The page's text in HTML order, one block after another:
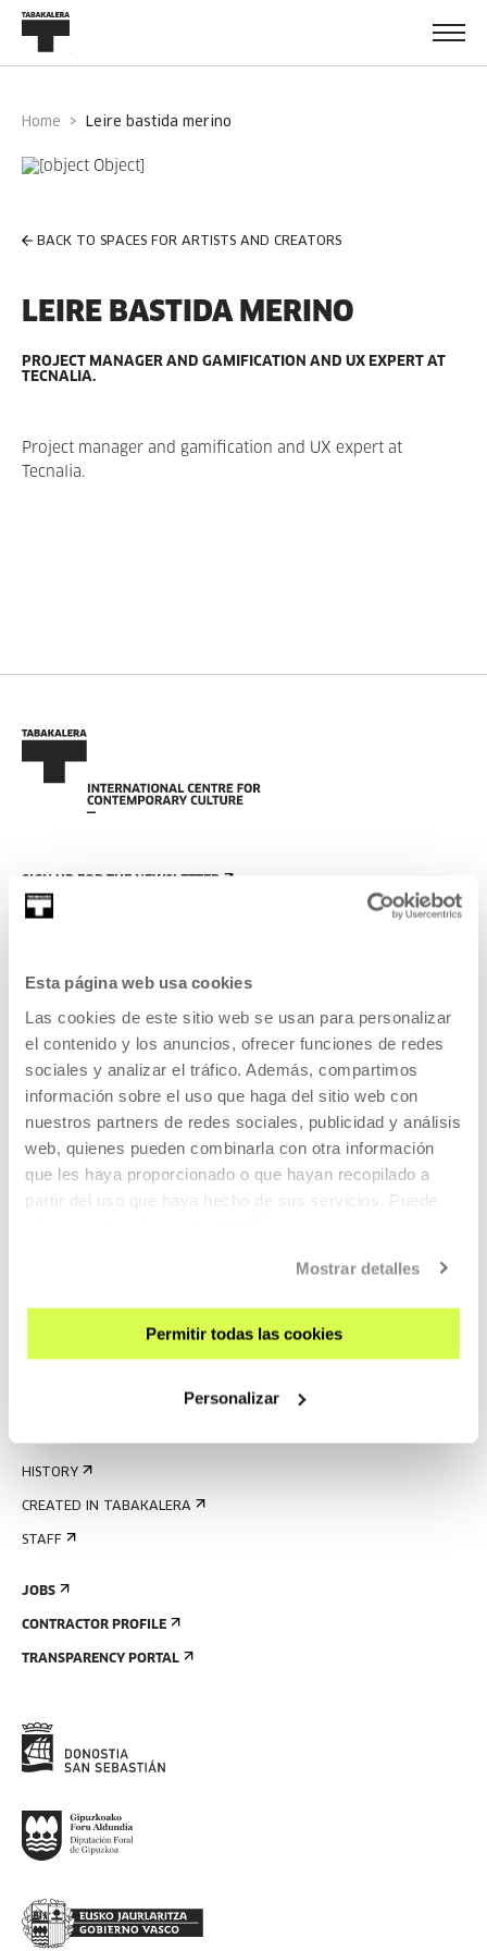
Esta página web usa cookies
Las cookies de este sitio web se usan para personalizar
el contenido y los anuncios, ofrecer funciones de redes
sociales y analizar el tráfico. Además, compartimos
información sobre el uso que haga del sitio web con
nuestros partners de redes sociales, publicidad y análisis
web, quienes pueden combinarla con otra información
que les haya proporcionado o que hayan recopilado a
partir del uso que haya hecho de sus servicios. Puede
Mostrar detalles
Permitir todas las cookies
Personalizar
Home leire bastida merino
BACK TO SPACES FOR ARTISTS AND CREATORS
LEIRE BASTIDA MERINO
PROJECT MANAGER AND GAMIFICATION AND UX EXPERT AT
TECNALIA.
Project manager and gamification and UX expert at
Tecnalia.
SIGN UP FOR THE NEWSLETTER
UPCOMING EVENTS
GUIDED TOURS
ACCOMMODATION
ACCESSIBILITY
RULES
BUILDING MAP
HISTORY
CREATED IN TABAKALERA
STAFF
JOBS
CONTRACTOR PROFILE
TRANSPARENCY PORTAL